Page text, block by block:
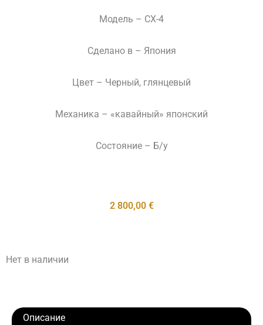
Модель – CX-4
Сделано в – Япония
Цвет – Черный, глянцевый
Механика – «кавайный» японский
Состояние – Б/у
2 800,00 €
Нет в наличии
Описание